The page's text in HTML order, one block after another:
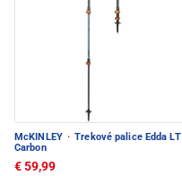
McKINLEY · Trekové palice Edda LT
Carbon
€ 59,99